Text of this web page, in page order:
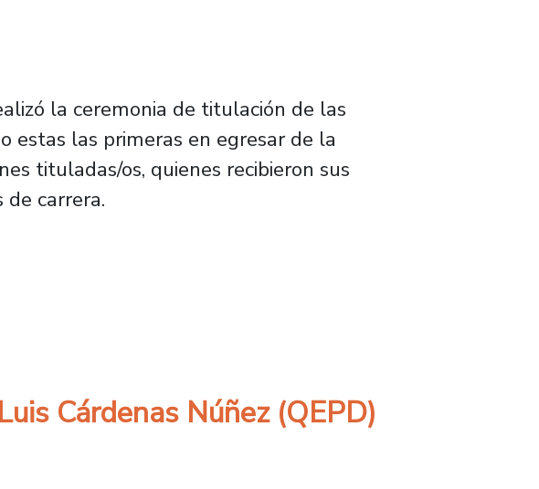
la ceremonia de titulación de las
estas las primeras en egresar de la
tituladas/os, quienes recibieron sus
carrera.
os de la Universidad de Santiago de Chile
Cárdenas Núñez (QEPD)